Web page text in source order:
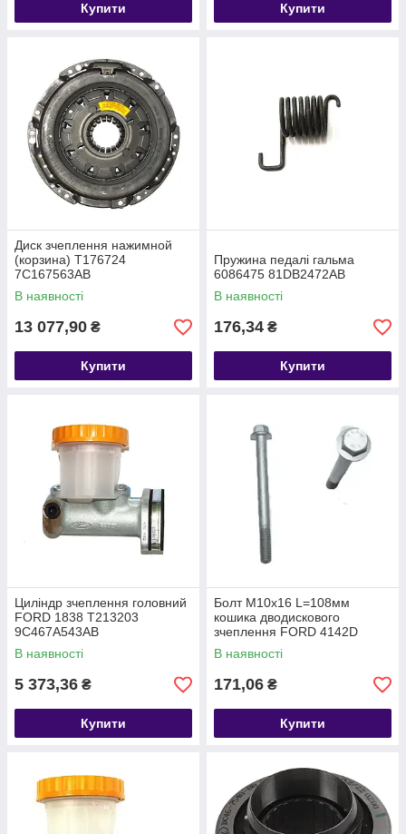
Купити Купити
Диск зчеплення нажимной
(корзина) T176724
7С167563АВ
В наявності
13 077,90 ₴
Купити
Пружина педалі гальма
6086475 81DB2472AB
В наявності
176,34 ₴
Купити
Циліндр зчеплення головний
FORD 1838 T213203
9C467A543AB
В наявності
5 373,36 ₴
Купити
Болт M10х16 L=108мм
кошика дводискового
зчеплення FORD 4142D
1453141 W702042S442
В наявності
171,06 ₴
Купити